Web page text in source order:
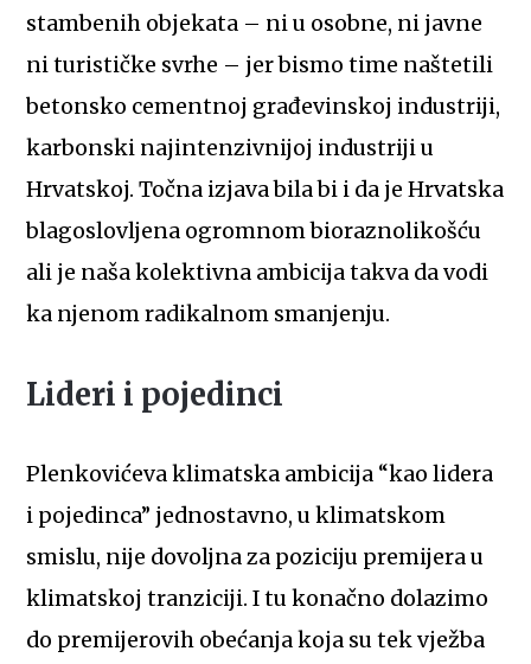
stambenih objekata – ni u osobne, ni javne
ni turističke svrhe – jer bismo time naštetili
betonsko cementnoj građevinskoj industriji,
karbonski najintenzivnijoj industriji u
Hrvatskoj. Točna izjava bila bi i da je Hrvatska
blagoslovljena ogromnom bioraznolikošću
ali je naša kolektivna ambicija takva da vodi
ka njenom radikalnom smanjenju.
Lideri i pojedinci
Plenkovićeva klimatska ambicija “kao lidera
i pojedinca” jednostavno, u klimatskom
smislu, nije dovoljna za poziciju premijera u
klimatskoj tranziciji. I tu konačno dolazimo
do premijerovih obećanja koja su tek vježba